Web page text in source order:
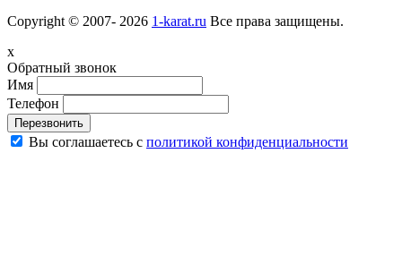
Copyright © 2007- 2026 1-karat.ru Все права защищены.
x
Обратный звонок
Имя
Телефон
Перезвонить
Вы соглашаетесь с политикой конфиденциальности